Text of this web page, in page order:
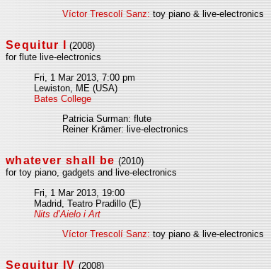
Víctor Trescolí Sanz: toy piano & live-electronics
Sequitur I
(2008)
for flute live-electronics
Fri, 1 Mar 2013, 7:00 pm
Lewiston, ME (USA)
Bates College
Patricia Surman: flute
Reiner Krämer: live-electronics
whatever shall be (2010)
for toy piano, gadgets and live-electronics
Fri, 1 Mar 2013, 19:00
Madrid, Teatro Pradillo (E)
Nits d’Aielo i Art
Víctor Trescolí Sanz: toy piano & live-electronics
Sequitur IV (2008)